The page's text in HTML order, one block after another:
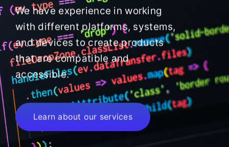
We have experience in working
with different platforms, systems,
and devices to create products
that are compatible and
accessible.
Learn about our services